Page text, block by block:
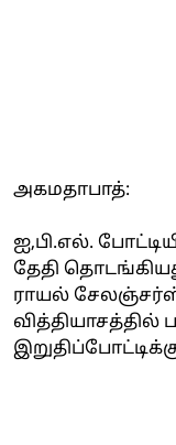
அகமதாபாத்:
ஐ,பி.எல்.
தேதி
ராயல்